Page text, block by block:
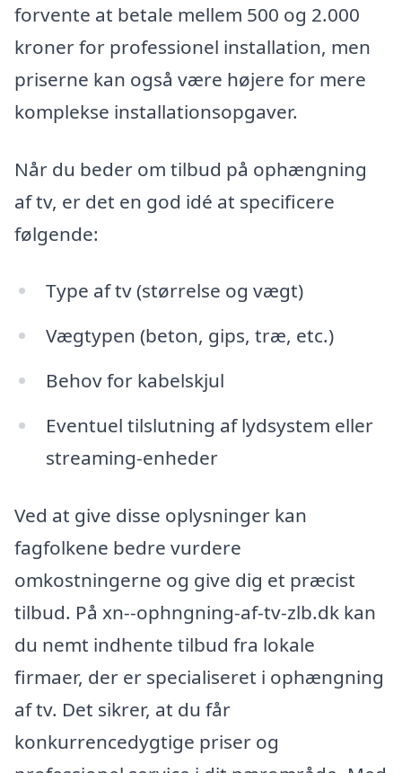
forvente at betale mellem 500 og 2.000
kroner for professionel installation, men
priserne kan også være højere for mere
komplekse installationsopgaver.
Når du beder om tilbud på ophængning
af tv, er det en god idé at specificere
følgende:
Type af tv (størrelse og vægt)
Vægtypen (beton, gips, træ, etc.)
Behov for kabelskjul
Eventuel tilslutning af lydsystem eller
streaming-enheder
Ved at give disse oplysninger kan
fagfolkene bedre vurdere
omkostningerne og give dig et præcist
tilbud. På xn--ophngning-af-tv-zlb.dk kan
du nemt indhente tilbud fra lokale
firmaer, der er specialiseret i ophængning
af tv. Det sikrer, at du får
konkurrencedygtige priser og